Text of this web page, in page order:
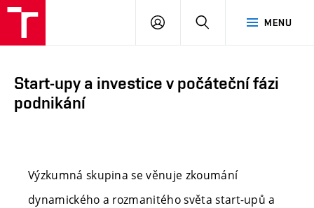
MENU
PŘIHLÁSIT
Start-upy a investice v počáteční fázi
podnikání
Výzkumná skupina se věnuje zkoumání
dynamického a rozmanitého světa start-upů a